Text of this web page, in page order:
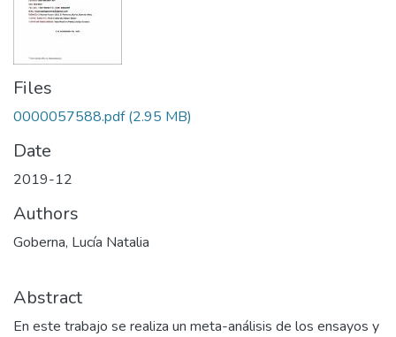
Files
0000057588.pdf (2.95 MB)
Date
2019-12
Authors
Goberna, Lucía Natalia
Abstract
En este trabajo se realiza un meta-análisis de los ensayos y